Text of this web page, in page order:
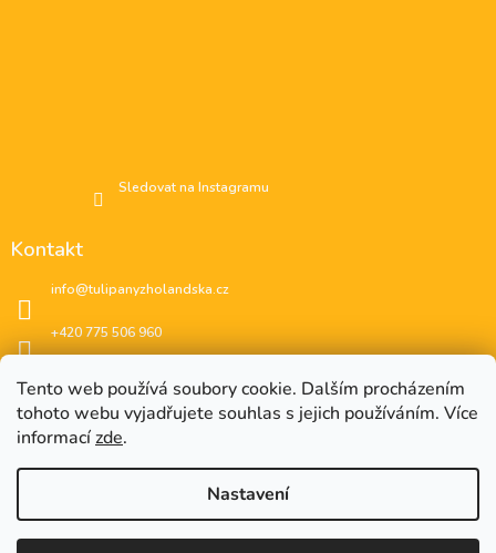
Tento web používá soubory cookie. Dalším procházením
tohoto webu vyjadřujete souhlas s jejich používáním. Více
informacízde.
Nastavení
Sledovat na Instagramu
Kontakt
info@tulipanyzholandska.cz
+420 775 506 960
instagram